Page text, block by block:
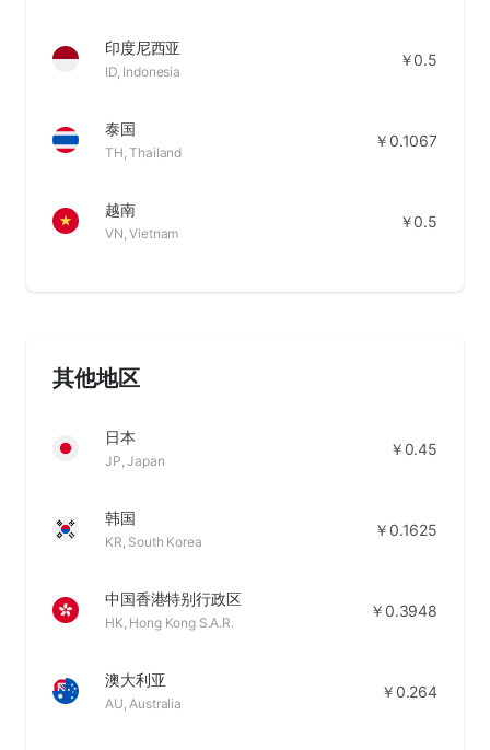
印度尼西亚
ID, Indonesia
￥0.5
泰国
TH, Thailand
￥0.1067
越南
VN, Vietnam
￥0.5
其他地区
日本
JP, Japan
￥0.45
韩国
KR, South Korea
￥0.1625
中国香港特别行政区
HK, Hong Kong S.A.R.
￥0.3948
澳大利亚
AU, Australia
￥0.264